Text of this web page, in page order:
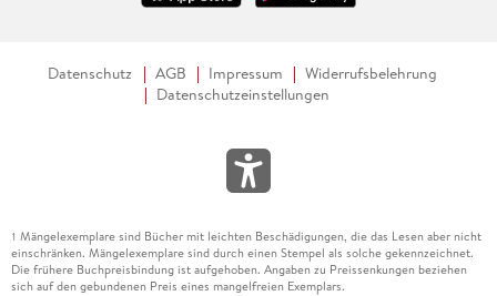
Datenschutz AGB Impressum
Widerrufsbelehrung
Datenschutzeinstellungen
1 Mängelexemplare sind Bücher mit leichten Beschädigungen, die das Lesen aber nicht
einschränken. Mängelexemplare sind durch einen Stempel als solche gekennzeichnet.
Die frühere Buchpreisbindung ist aufgehoben. Angaben zu Preissenkungen beziehen
sich auf den gebundenen Preis eines mangelfreien Exemplars.